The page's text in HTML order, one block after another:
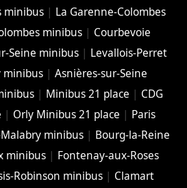
minibus| La Garenne-Colombes
minibus | Courbevoie
Seine minibus| Levallois-Perret
minibus| Asnières-sur-Seine
| Minibus 21 place | CDG
| Orly Minibus 21 place | Paris
minibus| Bourg-la-Reine
minibus | Fontenay-aux-Roses
Robinson minibus | Clamart